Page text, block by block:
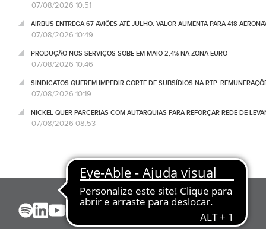
07/08/2026 10:51
AIRBUS ENTREGA 67 AVIÕES ATÉ JULHO. VALOR AUMENTA PARA 418
07/08/2026 10:49
PRODUÇÃO NOS SERVIÇOS SOBE EM MAIO 2,4% NA ZONA EURO
07/08/2026 10:46
SINDICATOS QUEREM IMPEDIR CORTE DE SUBSÍDIOS NA RTP.
07/08/2026 10:19
NICKEL QUER PARCERIAS COM AUTARQUIAS PARA REFORÇAR REDE DE
07/08/2026 08:53